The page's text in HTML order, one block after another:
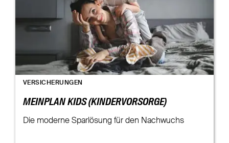
VERSICHERUNGEN
MEINPLAN KIDS (KINDERVORSORGE)
Die moderne Sparlösung für den Nachwuchs